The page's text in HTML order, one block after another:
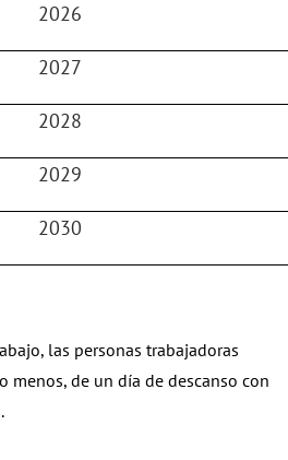
2026
2027
2028
2029
2030
las personas trabajadoras
menos, de un día de descanso con